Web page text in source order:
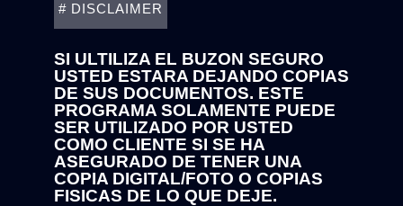
# DISCLAIMER
SI ULTILIZA EL BUZON SEGURO
USTED ESTARA DEJANDO COPIAS
DE SUS DOCUMENTOS. ESTE
PROGRAMA SOLAMENTE PUEDE
SER UTILIZADO POR USTED
COMO CLIENTE SI SE HA
ASEGURADO DE TENER UNA
COPIA DIGITAL/FOTO O COPIAS
FISICAS DE LO QUE DEJE.